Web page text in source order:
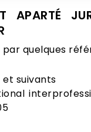
APARTÉ
quelques
et suivants